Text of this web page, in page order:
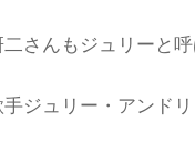
さんもジュリーと
ジュリー・アンド